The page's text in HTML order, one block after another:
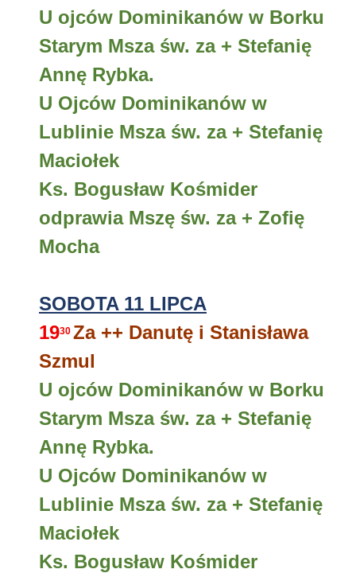
U ojców Dominikanów w Borku
Starym Msza św. za + Stefanię
Annę Rybka.
U Ojców Dominikanów w
Lublinie Msza św. za + Stefanię
Maciołek
Ks. Bogusław Kośmider
odprawia Mszę św. za + Zofię
Mocha
SOBOTA 11 LIPCA
1930 Za ++ Danutę i Stanisława
Szmul
U ojców Dominikanów w Borku
Starym Msza św. za + Stefanię
Annę Rybka.
U Ojców Dominikanów w
Lublinie Msza św. za + Stefanię
Maciołek
Ks. Bogusław Kośmider